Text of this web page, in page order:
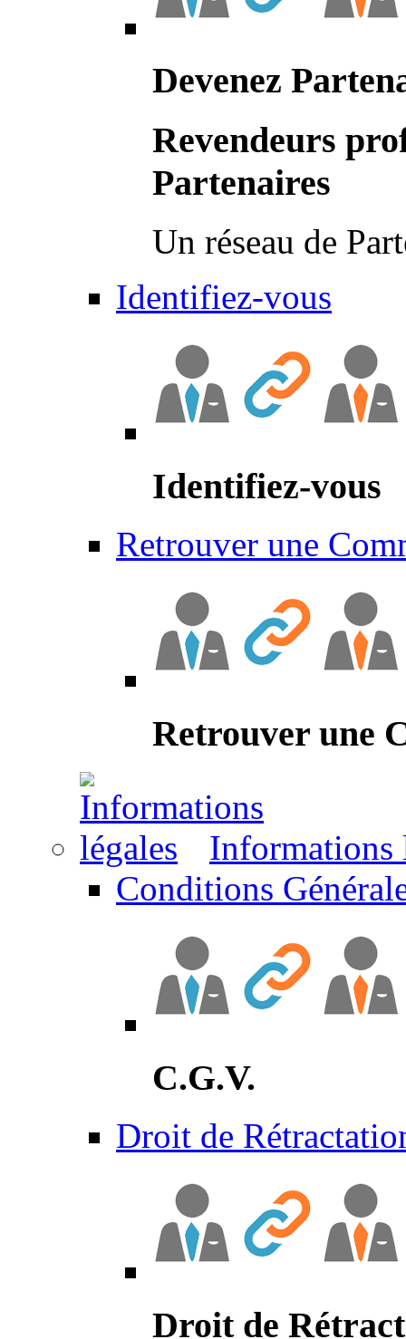
Devenez
Revendeurs
Partenaires
Un réseau de
Identifiez-vous
Identifiez-vous
Retrouver une
Retrouver une
Informations
Conditions
C.G.V.
Droit de
Droit de